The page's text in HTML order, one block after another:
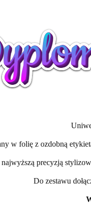
w folię z ozdobną
precyzją
Do zestawu